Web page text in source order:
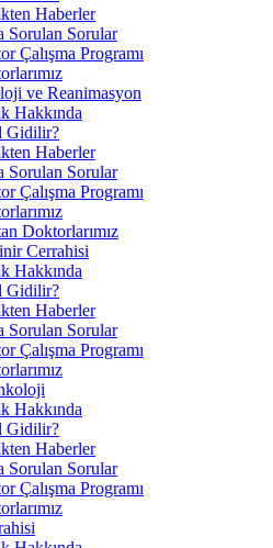
Haberler
Sorulan Sorular
Çalışma Programı
ve Reanimasyon
Hakkında
Gidilir?
Haberler
Sorulan Sorular
Çalışma Programı
Doktorlarımız
Cerrahisi
Hakkında
Gidilir?
Haberler
Sorulan Sorular
Çalışma Programı
Hakkında
Gidilir?
Haberler
Sorulan Sorular
Çalışma Programı